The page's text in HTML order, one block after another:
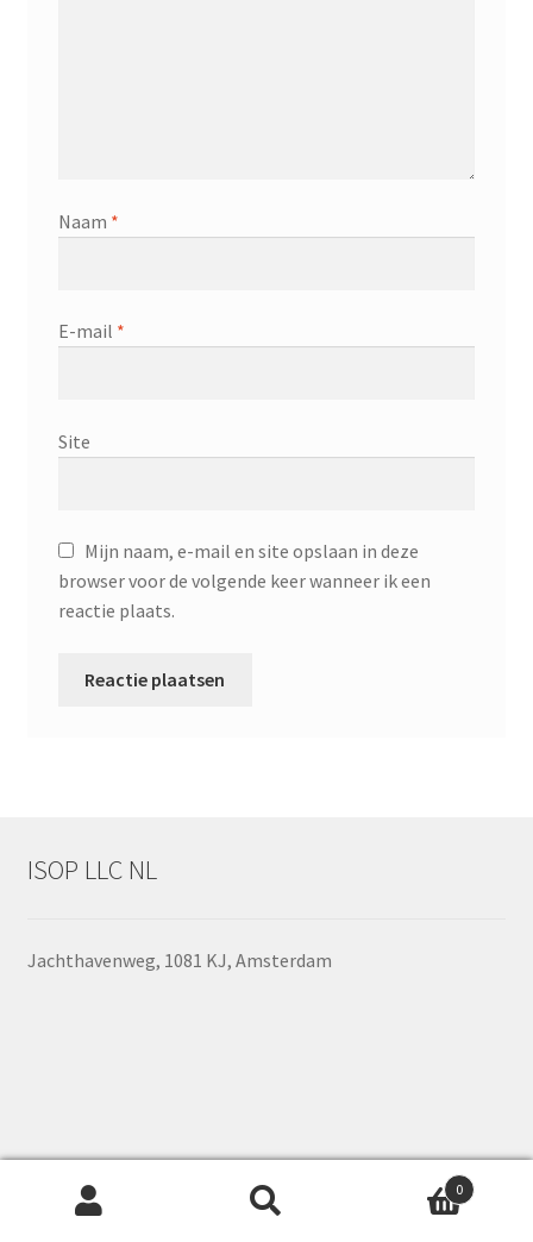
Naam *
E-mail *
Site
Mijn naam, e-mail en site opslaan in deze
browser voor de volgende keer wanneer ik een
reactie plaats.
ISOP LLC NL
Jachthavenweg, 1081 KJ, Amsterdam
0